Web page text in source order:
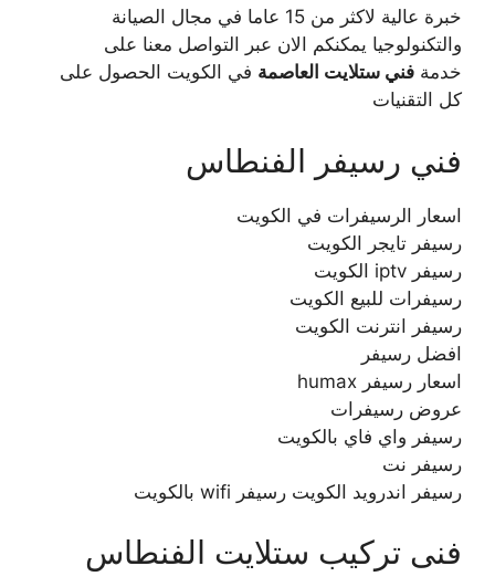
خبرة عالية لاكثر من 15 عاما في مجال الصيانة
والتكنولوجيا يمكنكم الان عبر التواصل معنا على
خدمة فني ستلايت العاصمة في الكويت الحصول على
كل التقنيات
فني رسيفر الفنطاس
اسعار الرسيفرات في الكويت
رسيفر تايجر الكويت
رسيفر iptv الكويت
رسيفرات للبيع الكويت
رسيفر انترنت الكويت
افضل رسيفر
اسعار رسيفر humax
عروض رسيفرات
رسيفر واي فاي بالكويت
رسيفر نت
رسيفر اندرويد الكويت رسيفر wifi بالكويت
فنى تركيب ستلايت الفنطاس